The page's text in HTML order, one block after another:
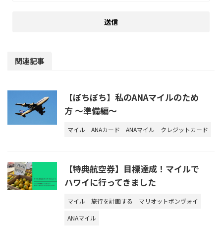
関連記事
【ぼちぼち】私のANAマイルのため
方 ～準備編～
マイル ANAカード ANAマイル クレジットカード
【特典航空券】目標達成！マイルで
ハワイに行ってきました
マイル 旅行を計画する
マリオットボンヴォイ
ANAマイル